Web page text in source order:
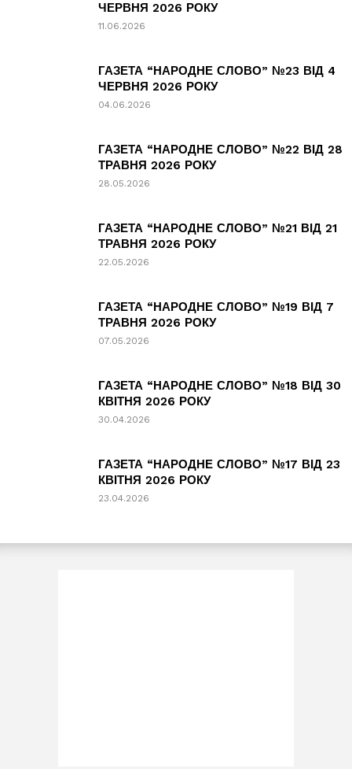
ЧЕРВНЯ 2026 РОКУ
11.06.2026
ГАЗЕТА “НАРОДНЕ СЛОВО” №23 ВІД 4
ЧЕРВНЯ 2026 РОКУ
04.06.2026
ГАЗЕТА “НАРОДНЕ СЛОВО” №22 ВІД 28
ТРАВНЯ 2026 РОКУ
28.05.2026
ГАЗЕТА “НАРОДНЕ СЛОВО” №21 ВІД 21
ТРАВНЯ 2026 РОКУ
22.05.2026
ГАЗЕТА “НАРОДНЕ СЛОВО” №19 ВІД 7
ТРАВНЯ 2026 РОКУ
07.05.2026
ГАЗЕТА “НАРОДНЕ СЛОВО” №18 ВІД 30
КВІТНЯ 2026 РОКУ
30.04.2026
ГАЗЕТА “НАРОДНЕ СЛОВО” №17 ВІД 23
КВІТНЯ 2026 РОКУ
23.04.2026